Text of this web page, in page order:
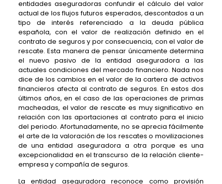
entidades aseguradoras confundir el cálculo del valor
actual de los flujos futuros esperados, descontados a un
tipo de interés referenciado a la deuda pública
española, con el valor de realización definido en el
contrato de seguros y por consecuencia, con el valor de
rescate. Esta manera de pensar únicamente determina
el nuevo pasivo de la entidad aseguradora a las
actuales condiciones del mercado financiero. Nada nos
dice de los cambios en el valor de la cartera de activos
financieros afecta al contrato de seguros. En estos dos
últimos años, en el caso de las operaciones de primas
macheadas, el valor de rescate es muy significativo en
relación con las aportaciones al contrato para el inicio
del periodo. Afortunadamente, no se aprecia fácilmente
el arte de la valoración de los rescates o movilizaciones
de una entidad aseguradora a otra porque es una
excepcionalidad en el transcurso de la relación cliente-
empresa y compañía de seguros.
La entidad aseguradora reconoce como provisión